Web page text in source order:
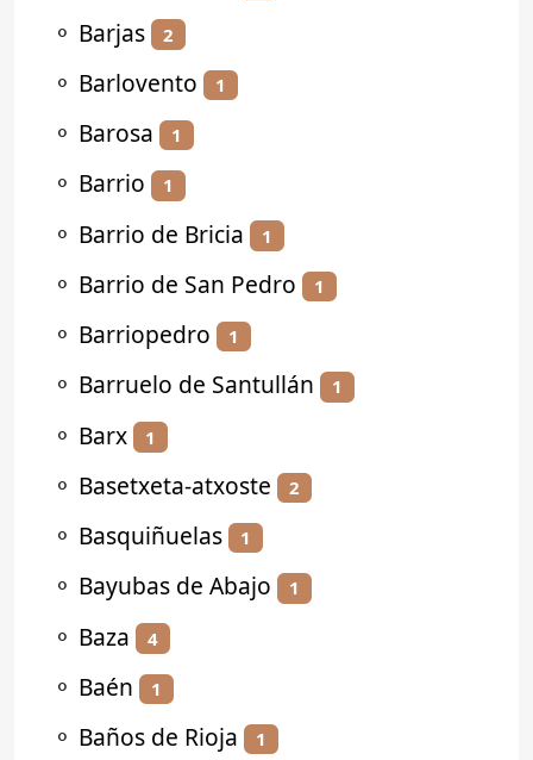
⚬ Barjas 2
⚬ Barlovento 1
⚬ Barosa 1
⚬ Barrio 1
⚬ Barrio de Bricia 1
⚬ Barrio de San Pedro 1
⚬ Barriopedro 1
⚬ Barruelo de Santullán 1
⚬ Barx 1
⚬ Basetxeta-atxoste 2
⚬ Basquiñuelas 1
⚬ Bayubas de Abajo 1
⚬ Baza 4
⚬ Baén 1
⚬ Baños de Rioja 1